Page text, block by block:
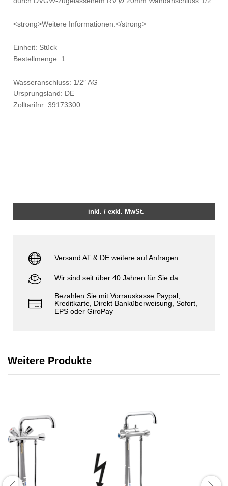
<strong>Weitere Informationen:</strong>
Einheit: Stück
Bestellmenge: 1
Wasseranschluss: 1/2″ AG
Ursprungsland: DE
Zolltarifnr: 39173300
inkl. / exkl. MwSt.
Versand AT & DE weitere auf Anfragen
Wir sind seit über 40 Jahren für Sie da
Bezahlen Sie mit Vorrauskasse Paypal,
Kreditkarte, Direkt Banküberweisung, Sofort,
EPS oder GiroPay
Weitere Produkte